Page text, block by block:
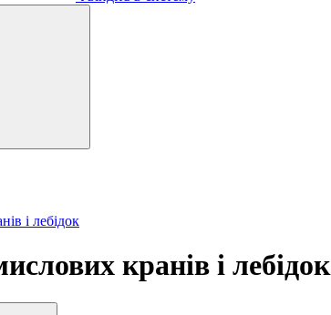
і лебідок
кранів і лебідок